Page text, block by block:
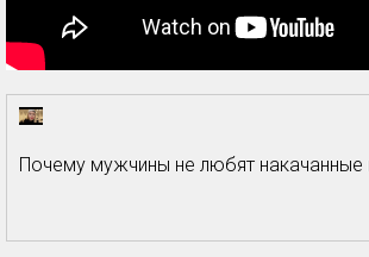
Почему мужчины не любят накачанные